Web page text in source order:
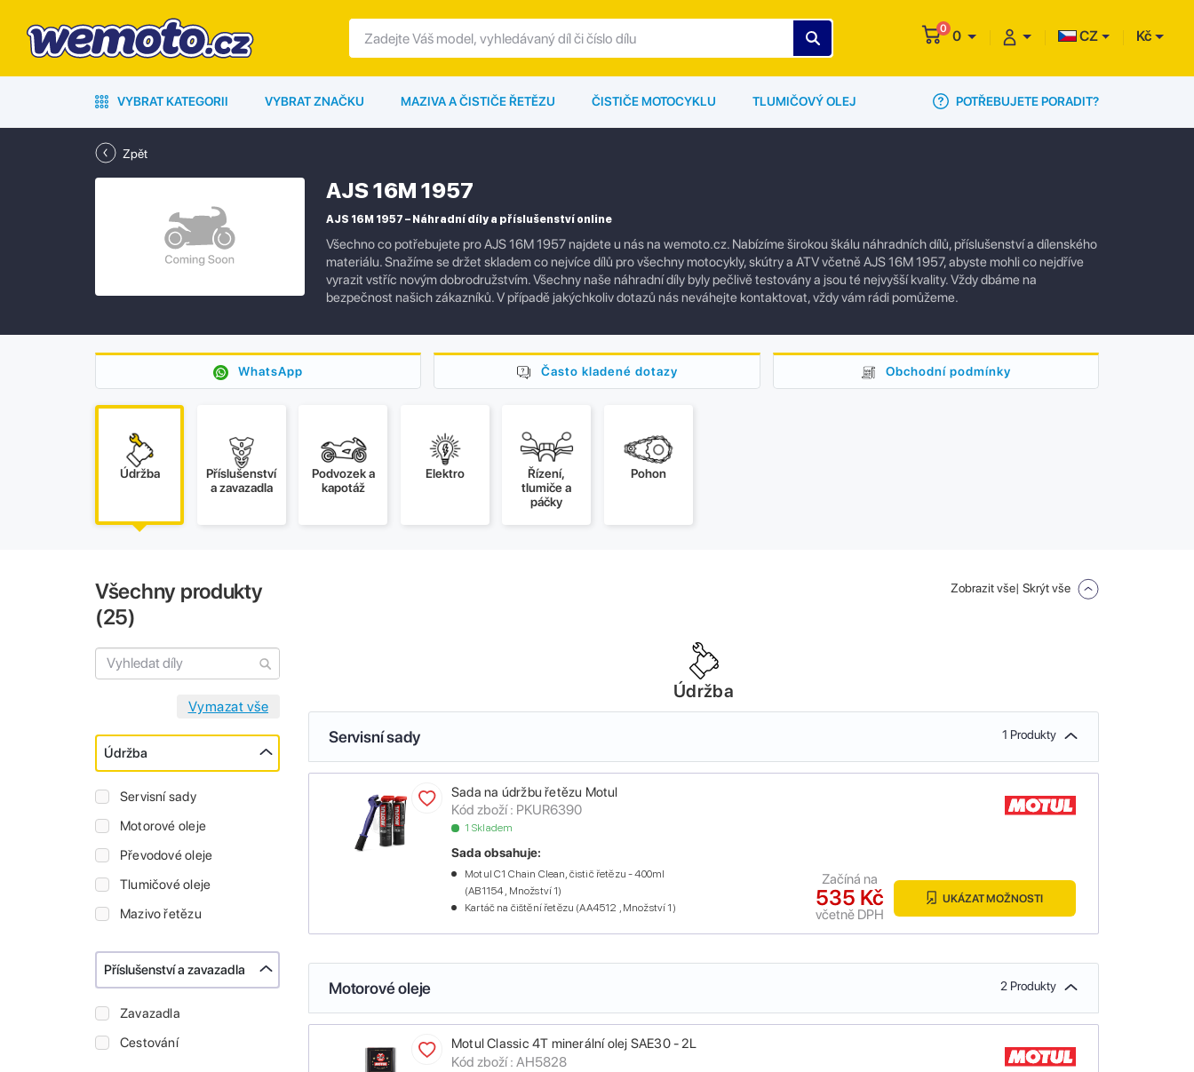
0 0 CZ Kč
VYBRAT KATEGORII VYBRAT ZNAČKU MAZIVA A ČISTIČE ŘETĚZU ČISTIČE MOTOCYKLU TLUMIČOVÝ OLEJ POTŘEBUJETE PORADIT?
Zpět
AJS 16M 1957
AJS 16M 1957 – Náhradní díly a příslušenství online
Všechno co potřebujete pro AJS 16M 1957 najdete u nás na wemoto.cz. Nabízíme širokou škálu náhradních dílů, příslušenství a dílenského
materiálu. Snažíme se držet skladem co nejvíce dílů pro všechny motocykly, skútry a ATV včetně AJS 16M 1957, abyste mohli co nejdříve
vyrazit vstříc novým dobrodružstvím. Všechny naše náhradní díly byly pečlivě testovány a jsou té nejvyšší kvality. Vždy dbáme na
bezpečnost našich zákazníků. V případě jakýchkoliv dotazů nás neváhejte kontaktovat, vždy vám rádi pomůžeme.
WhatsApp Často kladené dotazy Obchodní podmínky
Údržba
Příslušenství
a zavazadla
Podvozek a
kapotáž
Elektro
Řízení,
tlumiče a
páčky
Pohon
Všechny produkty
(25)
Údržba
Servisní sady
Motorové oleje
Převodové oleje
Tlumičové oleje
Mazivo řetězu
Příslušenství a zavazadla
Zavazadla
Cestování
Zobrazit vše| Skrýt vše
Údržba
Servisní sady 1 Produkty
Sada na údržbu řetězu Motul
Kód zboží : PKUR6390
1 Skladem
Sada obsahuje:
Motul C1 Chain Clean, čistič řetězu - 400ml
(AB1154 , Množství 1)
Kartáč na čištění řetězu (AA4512 , Množství 1)
535 Kč
včetně DPH
Začíná na
UKÁZAT MOŽNOSTI
Motorové oleje 2 Produkty
Motul Classic 4T minerální olej SAE30 - 2L
Kód zboží : AH5828